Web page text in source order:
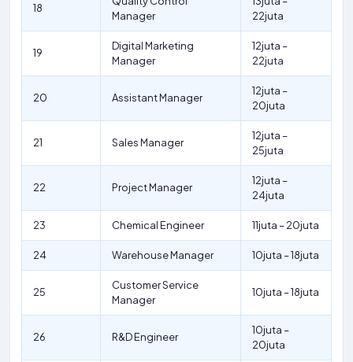
18
Manager
22juta
19
Digital Marketing
Manager
12juta –
22juta
20 Assistant Manager
12juta –
20juta
21 Sales Manager
12juta –
25juta
22 Project Manager
12juta –
24juta
23 Chemical Engineer 11juta – 20juta
24 Warehouse Manager 10juta – 18juta
25
Customer Service
Manager
10juta – 18juta
26 R&D Engineer
10juta –
20juta